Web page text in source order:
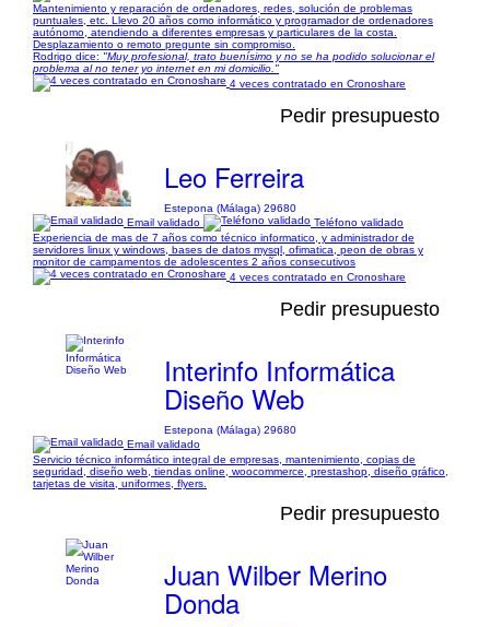
Mantenimiento y reparación de ordenadores, redes, solución de problemas
puntuales, etc. Llevo 20 años como informático y programador de ordenadores
autónomo, atendiendo a diferentes empresas y particulares de la costa.
Desplazamiento o remoto pregunte sin compromiso.
Rodrigo dice: "Muy profesional, trato buenísimo y no se ha podido solucionar el
problema al no tener yo internet en mi domicilio."
4 veces contratado en Cronoshare
Pedir presupuesto
Leo Ferreira
Estepona (Málaga) 29680
Email validado
Teléfono validado
Experiencia de mas de 7 años como técnico informatico, y administrador de
servidores linux y windows, bases de datos mysql, ofimatica, peon de obras y
monitor de campamentos de adolescentes 2 años consecutivos
4 veces contratado en Cronoshare
Pedir presupuesto
Interinfo Informática
Diseño Web
Estepona (Málaga) 29680
Email validado
Servicio técnico informático integral de empresas, mantenimiento, copias de
seguridad, diseño web, tiendas online, woocommerce, prestashop, diseño gráfico,
tarjetas de visita, uniformes, flyers.
Pedir presupuesto
Juan Wilber Merino
Donda